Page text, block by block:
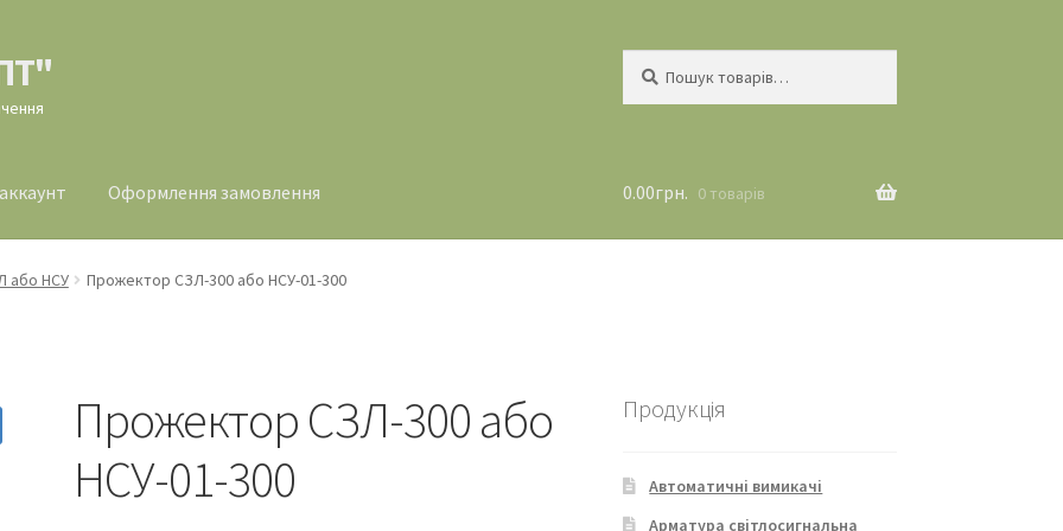
Оформлення замовлення
замовлення
0.00грн. 0 товарів
або НСУ Прожектор СЗЛ-300 або НСУ-01-300
Прожектор СЗЛ-300 або
НСУ-01-300
Продукція
Автоматичні вимикачі
Арматура світлосигнальна